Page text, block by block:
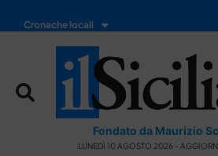
Cronache locali
Fondato da Maurizio
LUNEDÌ 10 AGOSTO 2026 -